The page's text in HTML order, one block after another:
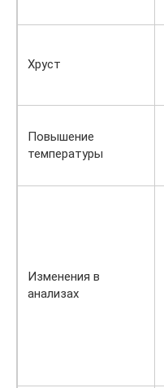
Хруст
Повышение
температуры
Изменения в
анализах